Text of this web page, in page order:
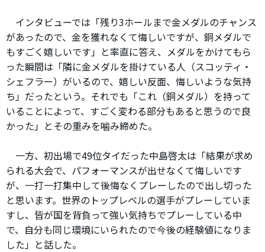
インタビューでは「残り3ホールまで金メダルのチャンス
があったので、金を獲れなくて悔しいですが、銅メダルで
もすごく嬉しいです」と率直に答え、メダルをかけてもら
った瞬間は「隣に金メダルを掛けている人（スコッティ・
シェフラー）がいるので、嬉しい反面、悔しいような気持
ち」だったという。それでも「これ（銅メダル）を持って
いることによって、すごく変わる部分もあると思うので良
かった」とその重みを噛み締めた。
一方、初出場で49位タイだった中島啓太は「結果が求め
られる大会で、パフォーマンスが出せなくて悔しいです
が、一打一打集中して後悔なくプレーしたので出し切った
と思います。世界のトップレベルの選手がプレーしていま
すし、皆が国を背負って強い気持ちでプレーしている中
で、自分も同じ環境にいられたので今後の経験値になりま
した」と話した。